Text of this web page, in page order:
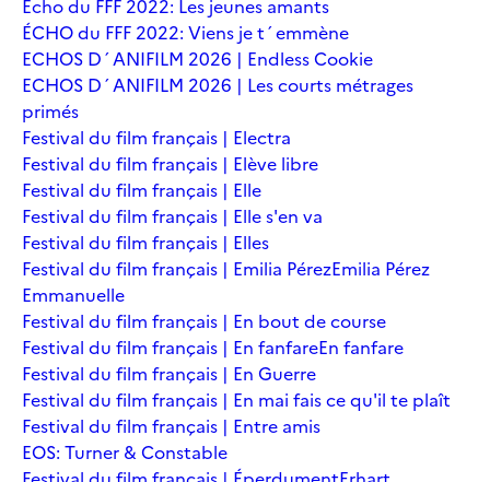
Echo du FFF 2022: Les jeunes amants
ÉCHO du FFF 2022: Viens je t´emmène
ECHOS D´ANIFILM 2026 | Endless Cookie
ECHOS D´ANIFILM 2026 | Les courts métrages
primés
Festival du film français | Electra
Festival du film français | Elève libre
Festival du film français | Elle
Festival du film français | Elle s'en va
Festival du film français | Elles
Festival du film français | Emilia PérezEmilia Pérez
Emmanuelle
Festival du film français | En bout de course
Festival du film français | En fanfareEn fanfare
Festival du film français | En Guerre
Festival du film français | En mai fais ce qu'il te plaît
Festival du film français | Entre amis
EOS: Turner & Constable